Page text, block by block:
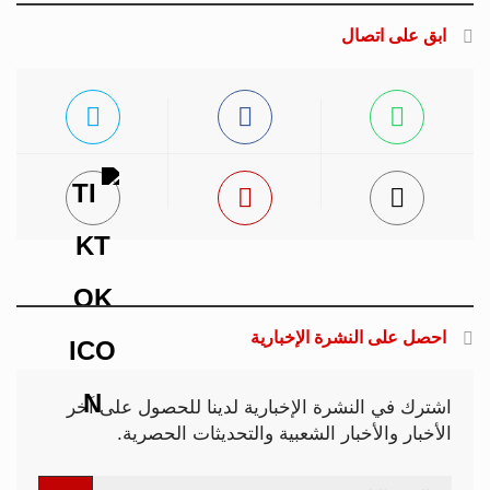
ابق على اتصال
احصل على النشرة الإخبارية
اشترك في النشرة الإخبارية لدينا للحصول على آخر
الأخبار والأخبار الشعبية والتحديثات الحصرية.